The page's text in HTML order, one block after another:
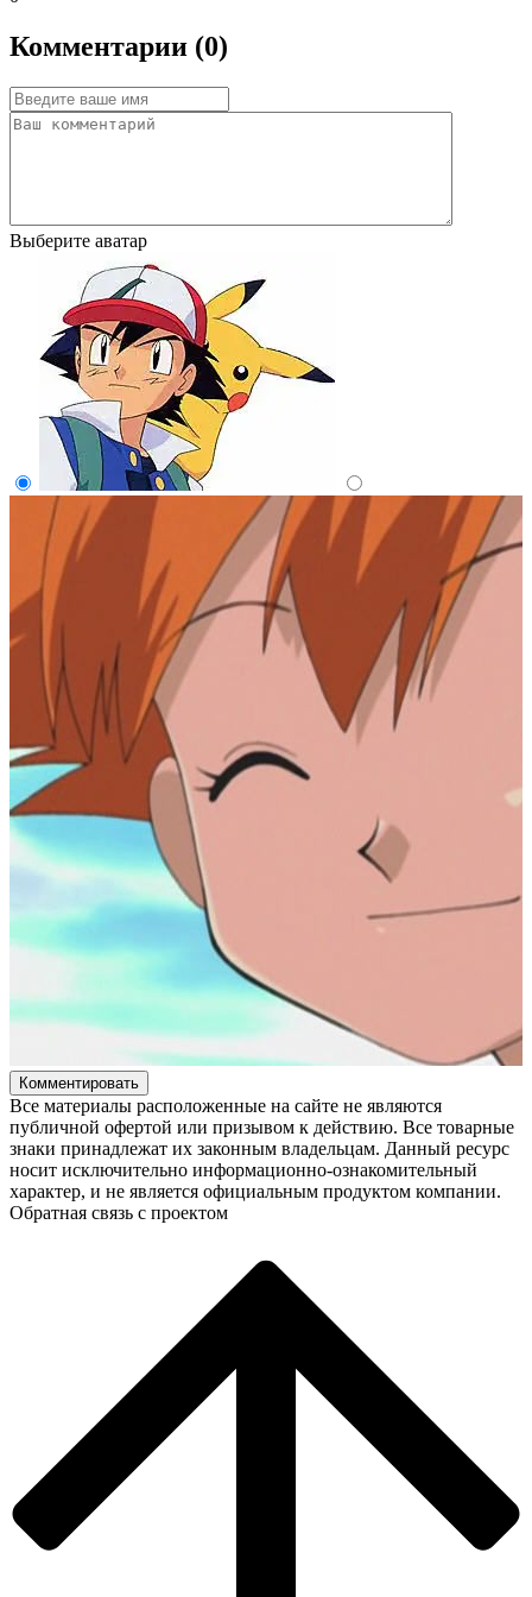
Комментарии (0)
Выберите аватар
Комментировать
Все материалы расположенные на сайте не являются
публичной офертой или призывом к действию. Все товарные
знаки принадлежат их законным владельцам. Данный ресурс
носит исключительно информационно-ознакомительный
характер, и не является официальным продуктом компании.
Обратная связь с проектом